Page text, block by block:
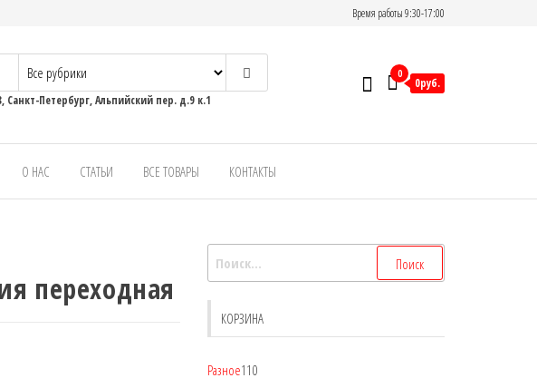
Время работы 9:30-17:00
Санкт-Петербург, Альпийский пер. д.9 к.1
0
0руб.
О НАС СТАТЬИ ВСЕ ТОВАРЫ КОНТАКТЫ
переходная
КОРЗИНА
Разное110